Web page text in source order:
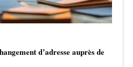
d’adresse auprès de